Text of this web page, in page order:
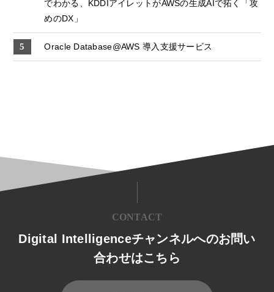
でわかる、KDDIアイレットがAWSの生成AIで拓く「攻
めのDX」
Oracle Database@AWS 導入支援サービス
CONTACT
Digital Intelligenceチャンネルへのお問い
合わせはこちら